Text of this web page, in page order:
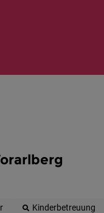
Kinderbetreuung